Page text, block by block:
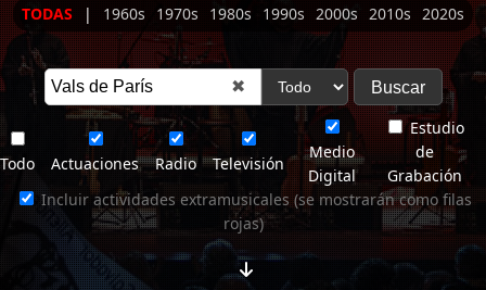
TODAS | 1960s 1970s 1980s 1990s 2000s 2010s 2020s
✖
Todo Actuaciones Radio Televisión
Medio
Digital
Estudio
de
Grabación
Incluir actividades extramusicales (se mostrarán como filas
rojas)